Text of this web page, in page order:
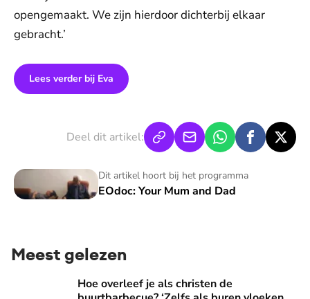
opengemaakt. We zijn hierdoor dichterbij elkaar
gebracht.’
Lees verder bij Eva
Deel dit artikel:
Dit artikel hoort bij het programma
EOdoc: Your Mum and Dad
EOdoc: Your Mum and Dad
Meest gelezen
Hoe overleef je als christen de buurtbarbecue? ‘Zelfs als
Hoe overleef je als christen de